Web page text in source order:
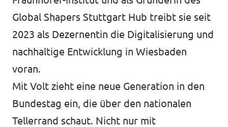
Global Shapers Stuttgart Hub treibt sie seit
2023 als Dezernentin die Digitalisierung und
nachhaltige Entwicklung in Wiesbaden
voran.
Mit Volt zieht eine neue Generation in den
Bundestag ein, die über den nationalen
Tellerrand schaut. Nicht nur mit